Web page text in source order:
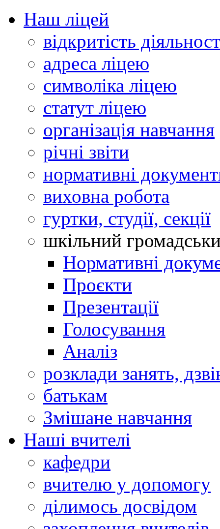
Наш ліцей
відкритість
адреса ліцею
символіка ліцею
статут ліцею
організація навчання
річні звіти
нормативні
виховна робота
гуртки, студії, секції
шкільний
Нормативні
Проєкти
Презентації
Голосування
Аналіз
розклади занять,
батькам
Змішане навчання
Наші вчителі
кафедри
вчителю у допомогу
ділимось досвідом